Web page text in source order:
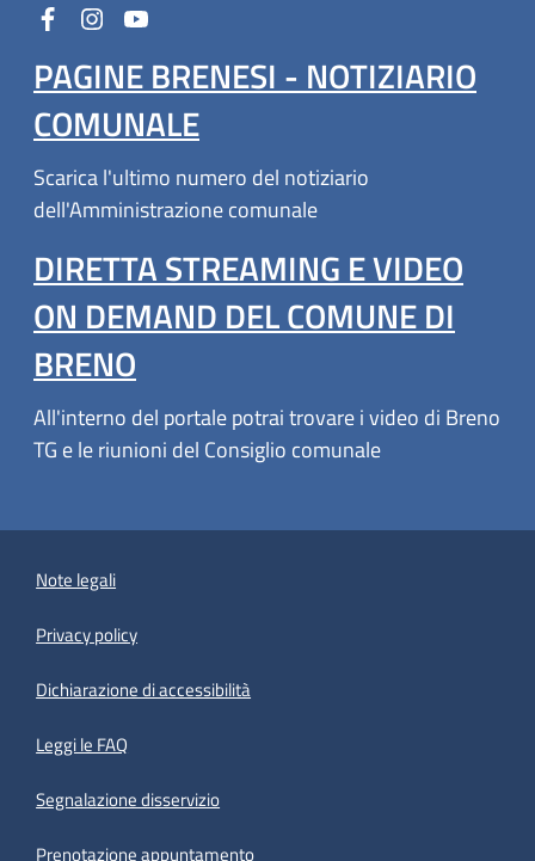
PAGINE BRENESI - NOTIZIARIO
COMUNALE
Scarica l'ultimo numero del notiziario
dell'Amministrazione comunale
DIRETTA STREAMING E VIDEO
ON DEMAND DEL COMUNE DI
BRENO
All'interno del portale potrai trovare i video di Breno
TG e le riunioni del Consiglio comunale
Note legali
Privacy policy
Dichiarazione di accessibilità
Leggi le FAQ
Segnalazione disservizio
Prenotazione appuntamento